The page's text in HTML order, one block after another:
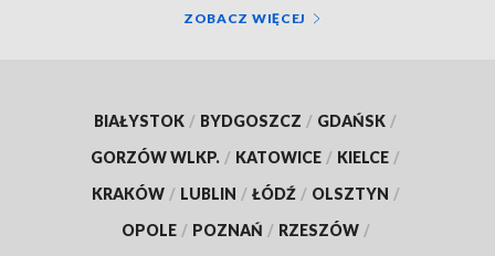
ZOBACZ WIĘCEJ
BIAŁYSTOK / BYDGOSZCZ / GDAŃSK /
GORZÓW WLKP. / KATOWICE / KIELCE /
KRAKÓW / LUBLIN / ŁÓDŹ / OLSZTYN /
OPOLE / POZNAŃ / RZESZÓW /